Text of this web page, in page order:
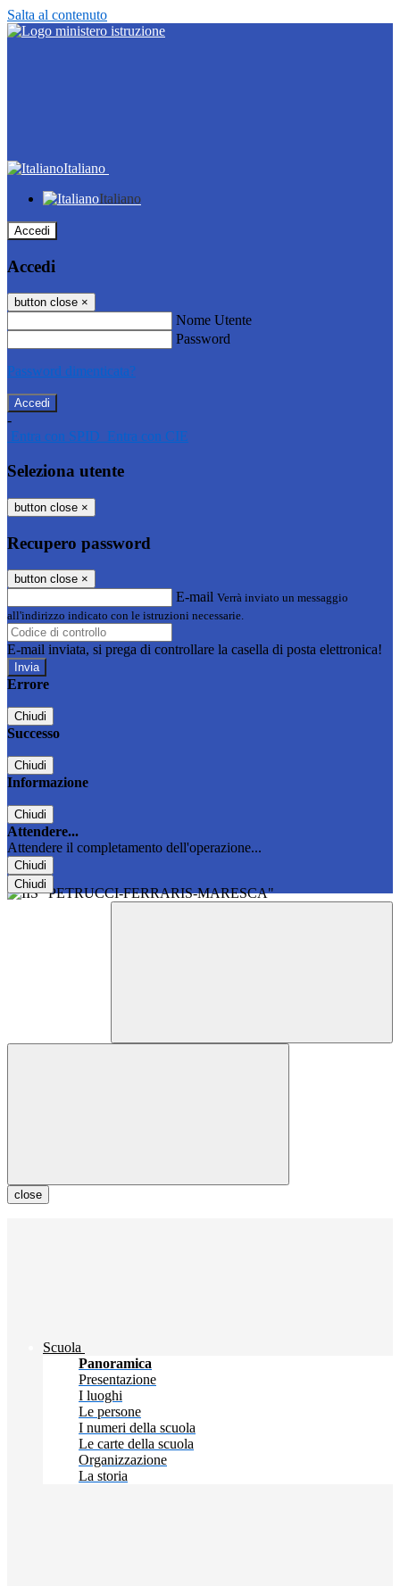
Salta al contenuto
Italiano
Italiano
Accedi
Accedi
button close ×
Nome Utente
Password
Password dimenticata?
-
Entra con SPID Entra con CIE
Seleziona utente
button close ×
Recupero password
button close ×
E-mail Verrà inviato un messaggio
all'indirizzo indicato con le istruzioni necessarie.
E-mail inviata, si prega di controllare la casella di posta elettronica!
Errore
Chiudi
Successo
Chiudi
Informazione
Chiudi
Attendere...
Attendere il completamento dell'operazione...
Chiudi
Chiudi
close
Scuola
Panoramica
Presentazione
I luoghi
Le persone
I numeri della scuola
Le carte della scuola
Organizzazione
La storia